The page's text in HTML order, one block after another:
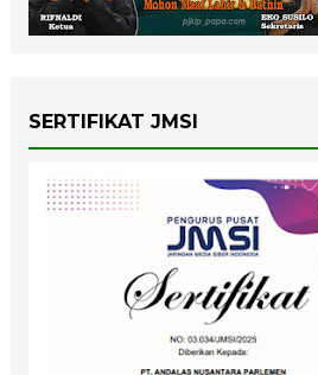
SERTIFIKAT JMSI